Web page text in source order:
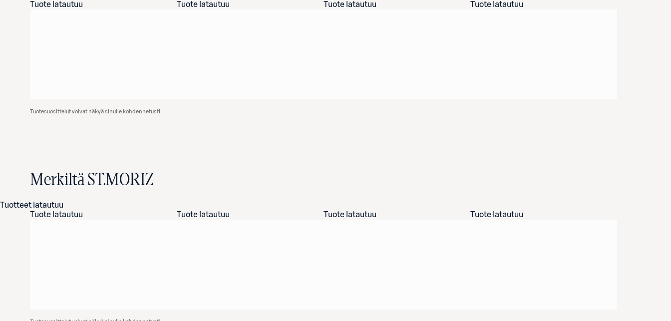
Tuote latautuu
Tuote latautuu Tuote latautuu Tuote latautuu
Tuotesuosittelut voivat näkyä sinulle kohdennetusti
Merkiltä ST.MORIZ
Tuotteet latautuu
Tuote latautuu
Tuote latautuu Tuote latautuu Tuote latautuu